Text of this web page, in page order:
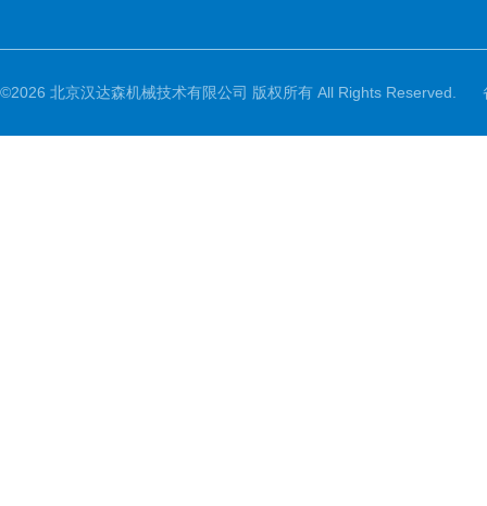
©2026 北京汉达森机械技术有限公司 版权所有 All Rights Reserved.